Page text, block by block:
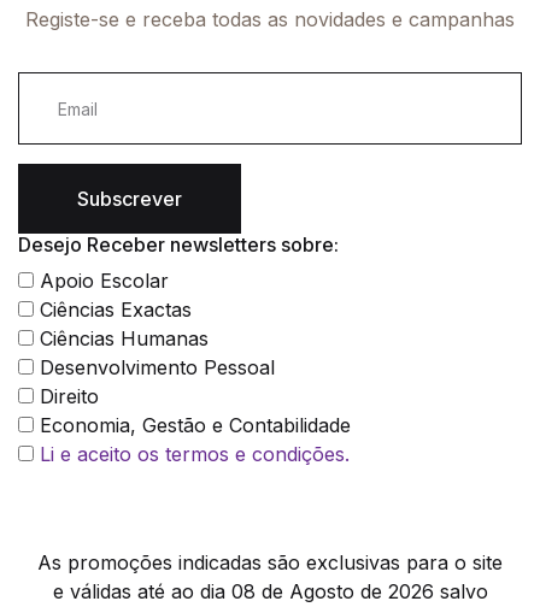
Registe-se e receba todas as novidades e campanhas
Subscrever
Desejo Receber newsletters sobre:
Apoio Escolar
Ciências Exactas
Ciências Humanas
Desenvolvimento Pessoal
Direito
Economia, Gestão e Contabilidade
Li e aceito os termos e condições.
As promoções indicadas são exclusivas para o site
e válidas até ao dia 08 de Agosto de 2026 salvo